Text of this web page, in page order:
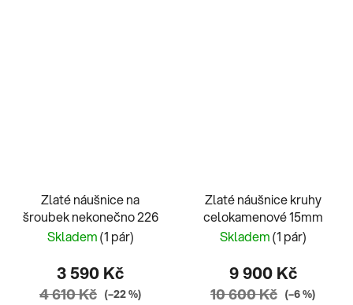
Zlaté náušnice na
šroubek nekonečno 226
Skladem(1 pár)
3 590 Kč
4 610 Kč (–22 %)
Zlaté náušnice kruhy
celokamenové 15mm
Skladem(1 pár)
9 900 Kč
10 600 Kč (–6 %)